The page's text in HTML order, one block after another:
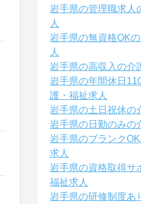
岩手県の管理職求人
人
岩手県の無資格OK
人
岩手県の高収入の介
岩手県の年間休日
護・福祉求人
岩手県の土日祝休の
岩手県の日勤のみの
岩手県のブランク
求人
岩手県の資格取得サ
福祉求人
岩手県の研修制度あ